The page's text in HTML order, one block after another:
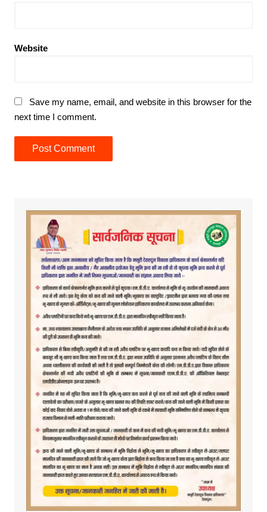
Website
Save my name, email, and website in this browser for the
next time I comment.